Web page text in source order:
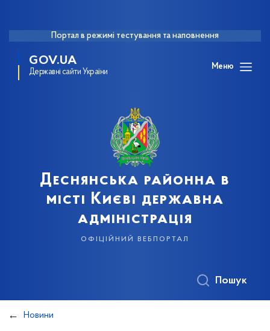
Портал в режимі тестування та наповнення
GOV.UA
Державні сайти України
Меню
Деснянська районна в
місті Києві державна
адміністрація
офіційний вебпортал
Пошук
Новини